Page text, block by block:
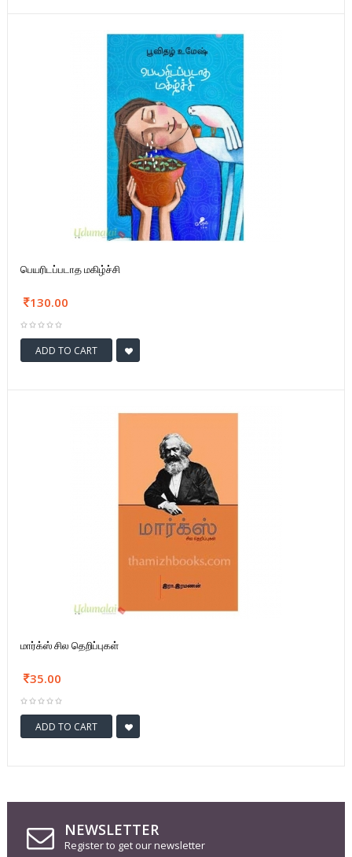
பெயரிடப்படாத மகிழ்ச்சி
130.00
ADD TO CART
மார்க்ஸ் சில தெறிப்புகள்
35.00
ADD TO CART
NEWSLETTER
Register to get our newsletter